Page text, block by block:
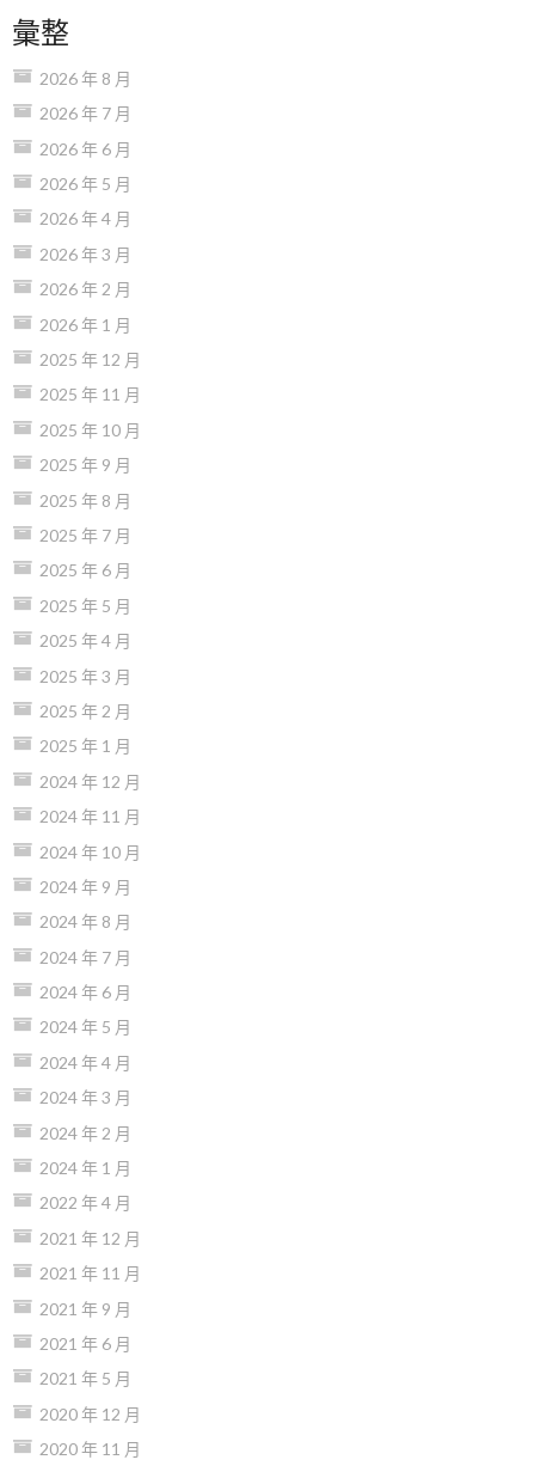
彙整
2026 年 8 月
2026 年 7 月
2026 年 6 月
2026 年 5 月
2026 年 4 月
2026 年 3 月
2026 年 2 月
2026 年 1 月
2025 年 12 月
2025 年 11 月
2025 年 10 月
2025 年 9 月
2025 年 8 月
2025 年 7 月
2025 年 6 月
2025 年 5 月
2025 年 4 月
2025 年 3 月
2025 年 2 月
2025 年 1 月
2024 年 12 月
2024 年 11 月
2024 年 10 月
2024 年 9 月
2024 年 8 月
2024 年 7 月
2024 年 6 月
2024 年 5 月
2024 年 4 月
2024 年 3 月
2024 年 2 月
2024 年 1 月
2022 年 4 月
2021 年 12 月
2021 年 11 月
2021 年 9 月
2021 年 6 月
2021 年 5 月
2020 年 12 月
2020 年 11 月